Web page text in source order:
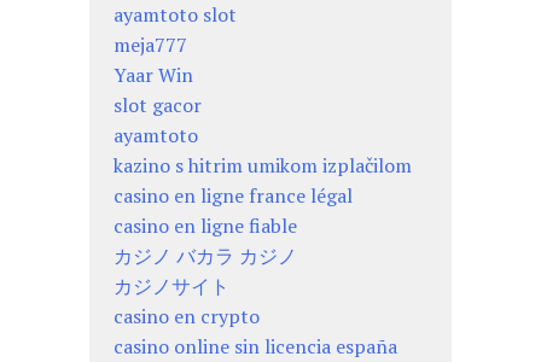
ayamtoto slot
meja777
Yaar Win
slot gacor
ayamtoto
kazino s hitrim umikom izplačilom
casino en ligne france légal
casino en ligne fiable
カジノ バカラ カジノ
カジノサイト
casino en crypto
casino online sin licencia españa